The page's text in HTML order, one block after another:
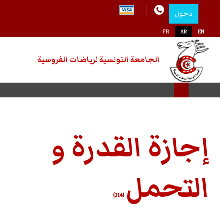
دخول
FR AR EN
الجامعة التونسية لرياضات الفروسية
إجازة القدرة و
التحمل (314)